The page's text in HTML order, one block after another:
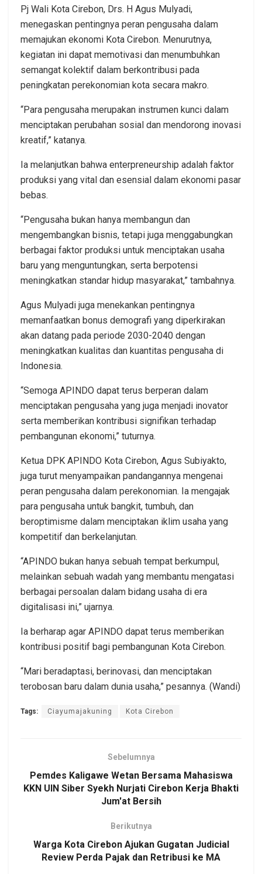
Pj Wali Kota Cirebon, Drs. H Agus Mulyadi,
menegaskan pentingnya peran pengusaha dalam
memajukan ekonomi Kota Cirebon. Menurutnya,
kegiatan ini dapat memotivasi dan menumbuhkan
semangat kolektif dalam berkontribusi pada
peningkatan perekonomian kota secara makro.
“Para pengusaha merupakan instrumen kunci dalam
menciptakan perubahan sosial dan mendorong inovasi
kreatif,” katanya.
Ia melanjutkan bahwa enterpreneurship adalah faktor
produksi yang vital dan esensial dalam ekonomi pasar
bebas.
“Pengusaha bukan hanya membangun dan
mengembangkan bisnis, tetapi juga menggabungkan
berbagai faktor produksi untuk menciptakan usaha
baru yang menguntungkan, serta berpotensi
meningkatkan standar hidup masyarakat,” tambahnya.
Agus Mulyadi juga menekankan pentingnya
memanfaatkan bonus demografi yang diperkirakan
akan datang pada periode 2030-2040 dengan
meningkatkan kualitas dan kuantitas pengusaha di
Indonesia.
“Semoga APINDO dapat terus berperan dalam
menciptakan pengusaha yang juga menjadi inovator
serta memberikan kontribusi signifikan terhadap
pembangunan ekonomi,” tuturnya.
Ketua DPK APINDO Kota Cirebon, Agus Subiyakto,
juga turut menyampaikan pandangannya mengenai
peran pengusaha dalam perekonomian. Ia mengajak
para pengusaha untuk bangkit, tumbuh, dan
beroptimisme dalam menciptakan iklim usaha yang
kompetitif dan berkelanjutan.
“APINDO bukan hanya sebuah tempat berkumpul,
melainkan sebuah wadah yang membantu mengatasi
berbagai persoalan dalam bidang usaha di era
digitalisasi ini,” ujarnya.
Ia berharap agar APINDO dapat terus memberikan
kontribusi positif bagi pembangunan Kota Cirebon.
“Mari beradaptasi, berinovasi, dan menciptakan
terobosan baru dalam dunia usaha,” pesannya. (Wandi)
Tags: Ciayumajakuning Kota Cirebon
Sebelumnya
Pemdes Kaligawe Wetan Bersama Mahasiswa
KKN UIN Siber Syekh Nurjati Cirebon Kerja Bhakti
Jum'at Bersih
Berikutnya
Warga Kota Cirebon Ajukan Gugatan Judicial
Review Perda Pajak dan Retribusi ke MA